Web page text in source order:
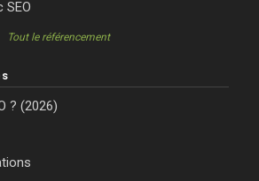
SEO
Tout le référencement
? (2026)